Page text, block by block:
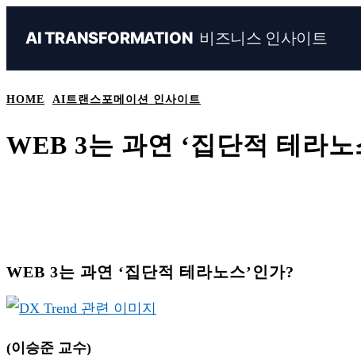
AI TRANSFORMATION 비즈니스 인사이트
HOME AI트랜스포메이션 인사이트
WEB 3는 과연 ‘집단적 테라노
WEB 3는 과연 ‘집단적 테라노스’인가?
(이승준 교수)